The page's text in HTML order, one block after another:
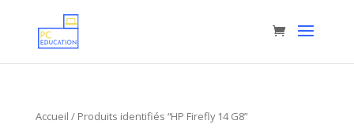
Accueil / Produits identifiés “HP Firefly 14 G8”